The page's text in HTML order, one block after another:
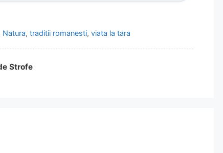
Natura,traditii romanesti,viata la tara
Strofe